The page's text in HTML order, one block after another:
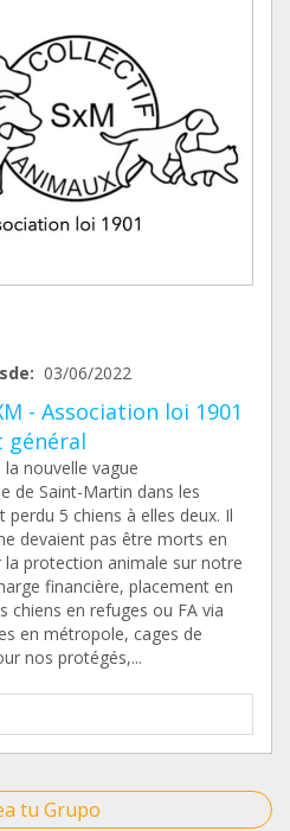
03/06/2022
- Association loi 1901
général
nouvelle vague
de Saint-Martin dans les
perdu 5 chiens à elles deux. Il
devaient pas être morts en
protection animale sur notre
financière, placement en
chiens en refuges ou FA via
en métropole, cages de
nos protégés,...
tu Grupo